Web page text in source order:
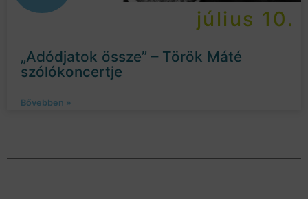
július 10.
„Adódjatok össze” – Török Máté
szólókoncertje
Bővebben »